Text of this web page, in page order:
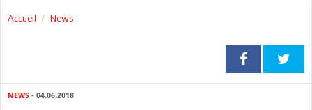
Accueil News
NEWS - 04.06.2018